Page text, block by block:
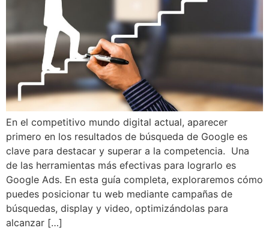
En el competitivo mundo digital actual, aparecer
primero en los resultados de búsqueda de Google es
clave para destacar y superar a la competencia. Una
de las herramientas más efectivas para lograrlo es
Google Ads. En esta guía completa, exploraremos cómo
puedes posicionar tu web mediante campañas de
búsquedas, display y video, optimizándolas para
alcanzar […]